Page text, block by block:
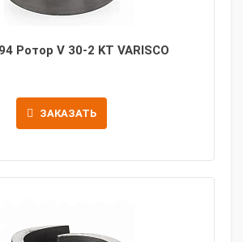
Ротор V 30-2 KT VARISCO
ЗАКАЗАТЬ